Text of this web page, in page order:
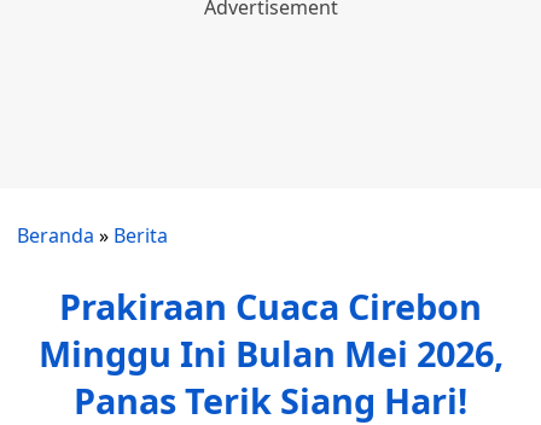
Beranda » Berita
Prakiraan Cuaca Cirebon
Minggu Ini Bulan Mei 2026,
Panas Terik Siang Hari!